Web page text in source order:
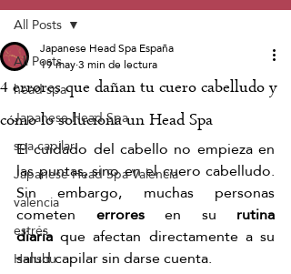
All Posts
head spa
Japanese Head Spa
spa capilar
Japanese Head Spa Valencia
valencia
estrés
Hanshu
All Posts
4 errores que dañan tu cuero cabelludo y
cómo lo soluciona un Head Spa
Japanese Head Spa España
19 may3 min de lectura
El cuidado del cabello no empieza en
las puntas, sino en el cuero cabelludo.
Sin embargo, muchas personas
cometen errores en su rutina
diaria que afectan directamente a su
salud capilar sin darse cuenta.